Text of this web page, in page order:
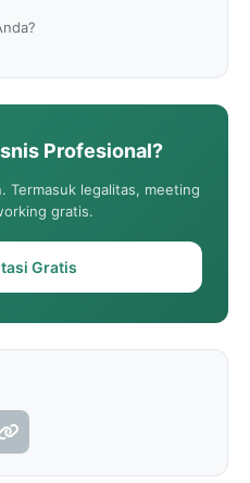
Profesional?
Termasuk legalitas, meeting
gratis.
Gratis